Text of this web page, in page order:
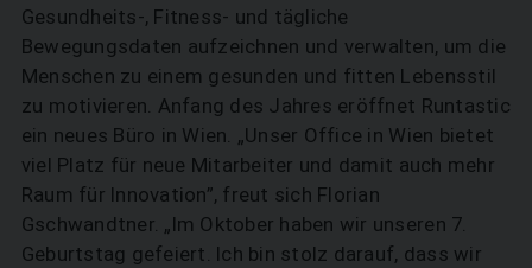
Gesundheits-, Fitness- und tägliche
Bewegungsdaten aufzeichnen und verwalten, um die
Menschen zu einem gesunden und fitten Lebensstil
zu motivieren. Anfang des Jahres eröffnet Runtastic
ein neues Büro in Wien. „Unser Office in Wien bietet
viel Platz für neue Mitarbeiter und damit auch mehr
Raum für Innovation”, freut sich Florian
Gschwandtner. „Im Oktober haben wir unseren 7.
Geburtstag gefeiert. Ich bin stolz darauf, dass wir